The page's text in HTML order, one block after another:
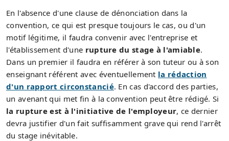
En l'absence d'une clause de dénonciation dans la
convention, ce qui est presque toujours le cas, ou d'un
motif légitime, il faudra convenir avec l'entreprise et
l'établissement d'une rupture du stage à l'amiable.
Dans un premier il faudra en référer à son tuteur ou à son
enseignant référent avec éventuellement la rédaction
d'un rapport circonstancié. En cas d'accord des parties,
un avenant qui met fin à la convention peut être rédigé. Si
la rupture est à l'initiative de l'employeur, ce dernier
devra justifier d'un fait suffisamment grave qui rend l'arrêt
du stage inévitable.